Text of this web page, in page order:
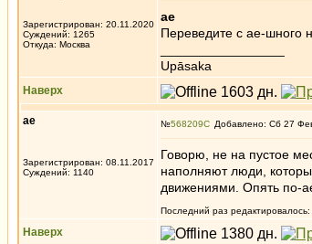
Зарегистрирован: 20.11.2020
Суждений: 1265
Откуда: Москва
ae
Переведите с ae-шного
Upāsaka
Наверх
ae
Зарегистрирован: 08.11.2017
Суждений: 1140
№568209 Добавлено: Сб 27
Говорю, не на пустое
наполняют люди,
движениями. Опять по-
Последний раз
Наверх